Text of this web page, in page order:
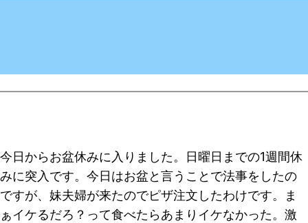
今日からお盆休みに入りました。日曜日までの1週間休
みに突入です。今日はお盆と言うことで法事をしたの
ですが、妹夫婦が来たのでピザ注文したわけです。ま
ぁイケるだろ？って食べたらあまりイケなかった。激